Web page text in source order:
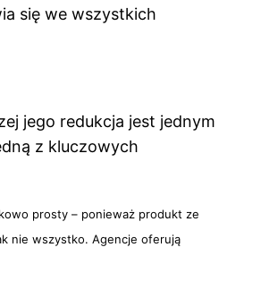
się we wszystkich
jego redukcja jest jednym
z kluczowych
prosty – ponieważ produkt ze
nie wszystko. Agencje oferują